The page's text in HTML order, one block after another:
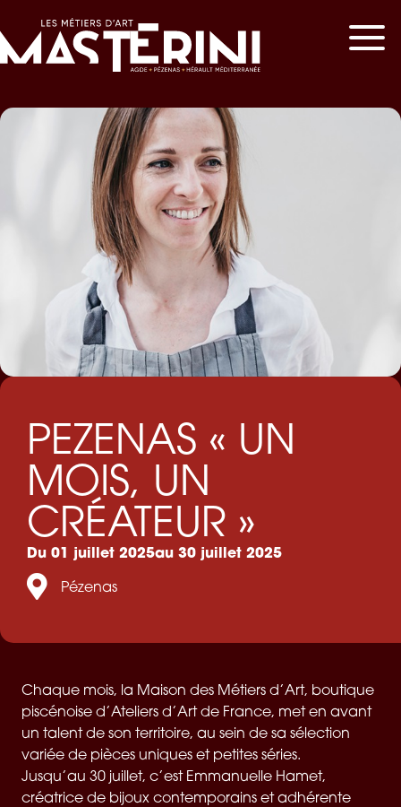
PEZENAS « UN
MOIS, UN
CRÉATEUR »
Du 01 juillet 2025au 30 juillet 2025
Pézenas
Chaque mois, la Maison des Métiers d’Art, boutique
piscénoise d’Ateliers d’Art de France, met en avant
un talent de son territoire, au sein de sa sélection
variée de pièces uniques et petites séries.
Jusqu’au 30 juillet, c’est Emmanuelle Hamet,
créatrice de bijoux contemporains et adhérente